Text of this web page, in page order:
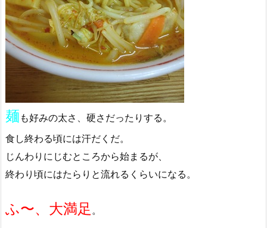
麺 も好みの太さ、硬さだったりする。
食し終わる頃には汗だくだ。
じんわりにじむところから始まるが、
終わり頃にはたらりと流れるくらいになる。
ふ〜、大満足 。